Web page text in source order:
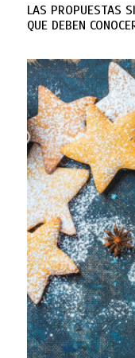
LAS PROPUESTAS
QUE DEBEN